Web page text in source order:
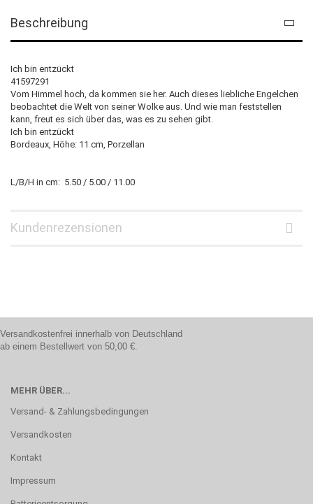
Beschreibung
Ich bin entzückt
41597291
Vom Himmel hoch, da kommen sie her. Auch dieses liebliche Engelchen
beobachtet die Welt von seiner Wolke aus. Und wie man feststellen
kann, freut es sich über das, was es zu sehen gibt.
Ich bin entzückt
Bordeaux, Höhe: 11 cm, Porzellan
L/B/H in cm: 5.50 / 5.00 / 11.00
Kundenrezensionen
Versandkostenfrei innerhalb von Deutschland
ab einem Bestellwert von 50,00 €.
MEHR ÜBER...
Versand- & Zahlungsbedingungen
Versandkosten
Kontakt
Impressum